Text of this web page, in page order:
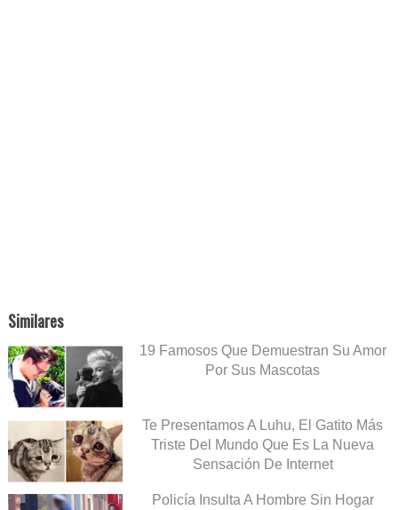
Similares
19 Famosos Que Demuestran Su Amor
Por Sus Mascotas
Te Presentamos A Luhu, El Gatito Más
Triste Del Mundo Que Es La Nueva
Sensación De Internet
Policía Insulta A Hombre Sin Hogar